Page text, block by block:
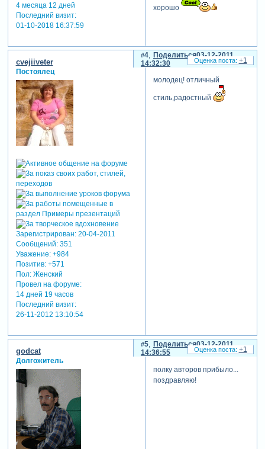
4 месяца 12 дней
Последний визит:
01-10-2018 16:37:59
хорошо
Поделиться
4
03-12-2011
14:32:30
cvejiiveter
Постоялец
Зарегистрирован: 20-04-2011
Сообщений:351
Уважение: +984
Позитив: +571
Пол:Женский
Провел на форуме:
14 дней 19 часов
Последний визит:
26-11-2012 13:10:54
молодец! отличный
стиль,радостный
+1
Поделиться
5
03-12-2011
14:36:55
godcat
Долгожитель
полку авторов прибыло...
поздравляю!
+1